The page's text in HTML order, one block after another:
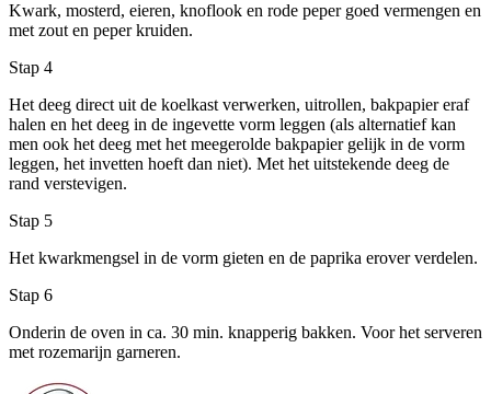
Kwark, mosterd, eieren, knoflook en rode peper goed vermengen en
met zout en peper kruiden.
Stap 4
Het deeg direct uit de koelkast verwerken, uitrollen, bakpapier eraf
halen en het deeg in de ingevette vorm leggen (als alternatief kan
men ook het deeg met het meegerolde bakpapier gelijk in de vorm
leggen, het invetten hoeft dan niet). Met het uitstekende deeg de
rand verstevigen.
Stap 5
Het kwarkmengsel in de vorm gieten en de paprika erover verdelen.
Stap 6
Onderin de oven in ca. 30 min. knapperig bakken. Voor het serveren
met rozemarijn garneren.